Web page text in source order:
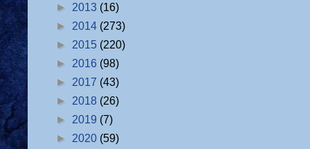
► 2013 (16)
► 2014 (273)
► 2015 (220)
► 2016 (98)
► 2017 (43)
► 2018 (26)
► 2019 (7)
► 2020 (59)